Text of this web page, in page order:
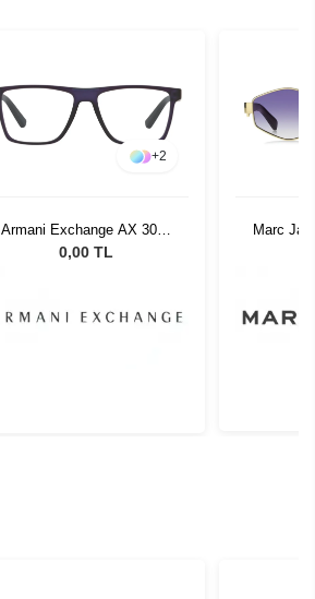
+2
Armani Exchange AX 3055
8273 55
0,00 TL
Marc